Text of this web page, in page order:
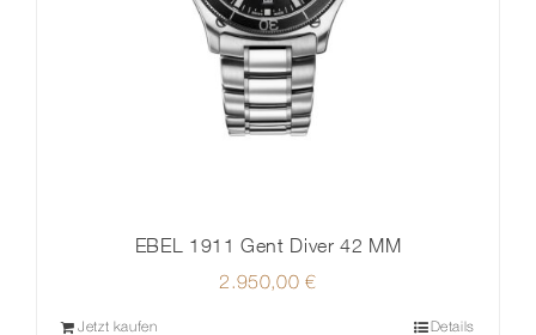
EBEL 1911 Gent Diver 42 MM
2.950,00€
Jetzt kaufen Details